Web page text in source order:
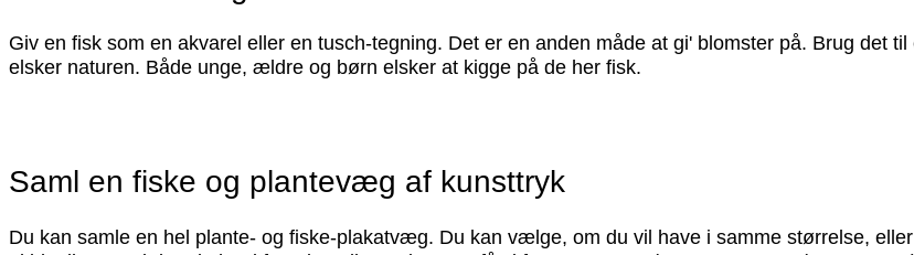
Giv en fisk som en akvarel eller en tusch-tegning. Det er en anden måde at gi' blomster på. Brug det
elsker naturen. Både unge, ældre og børn elsker at kigge på de her fisk.
Saml en fiske og plantevæg af kunsttryk
Du kan samle en hel plante- og fiske-plakatvæg. Du kan vælge, om du vil have i samme størrelse,